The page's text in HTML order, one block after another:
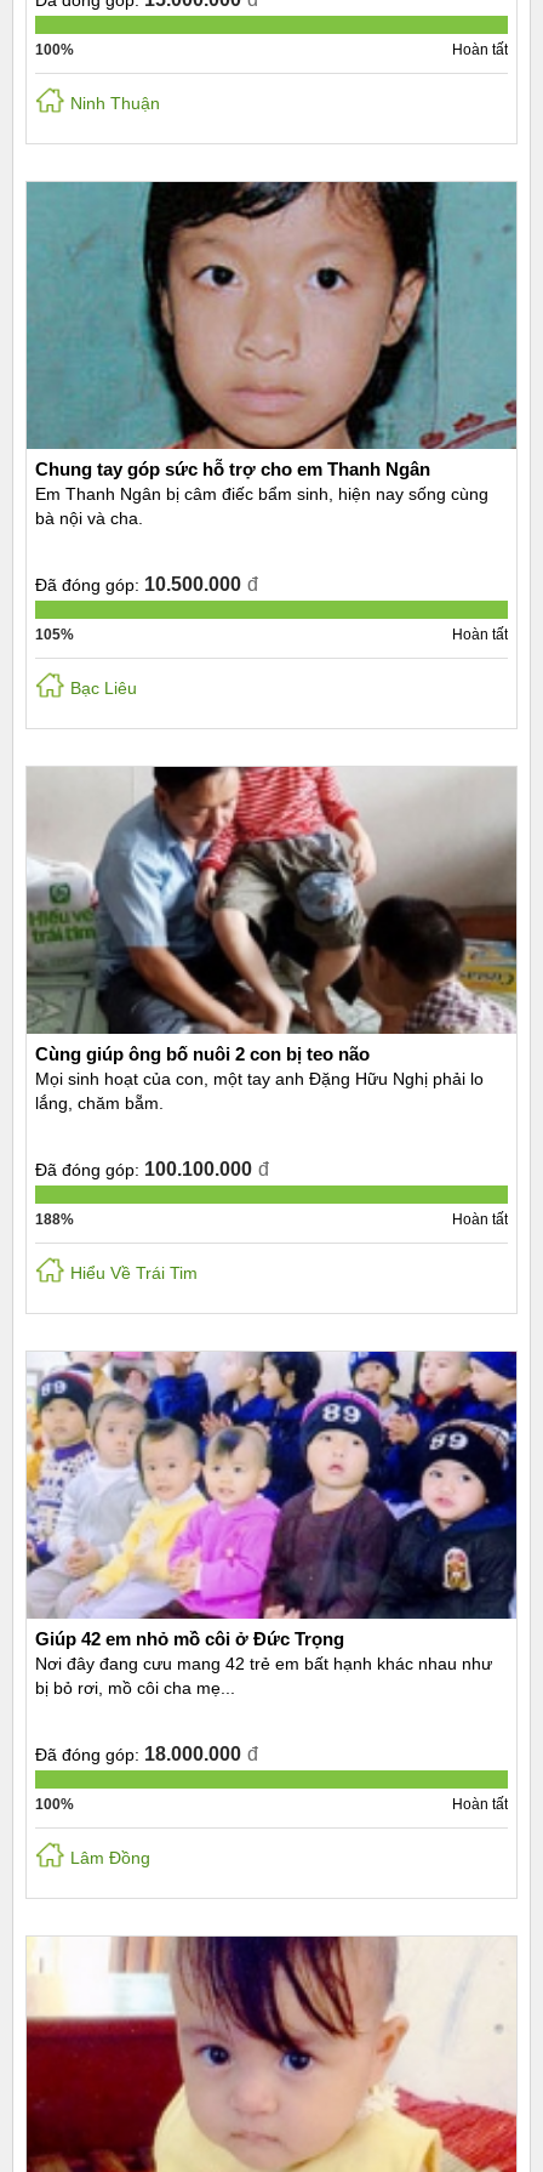
100% Hoàn tất
Ninh Thuận
Chung tay góp sức hỗ trợ cho em Thanh Ngân
Em Thanh Ngân bị câm điếc bẩm sinh, hiện nay sống cùng
bà nội và cha.
Đã đóng góp: 10.500.000 đ
105% Hoàn tất
Bạc Liêu
Cùng giúp ông bố nuôi 2 con bị teo não
Mọi sinh hoạt của con, một tay anh Đặng Hữu Nghị phải lo
lắng, chăm bẵm.
Đã đóng góp: 100.100.000 đ
188% Hoàn tất
Hiểu Về Trái Tim
Giúp 42 em nhỏ mồ côi ở Đức Trọng
Nơi đây đang cưu mang 42 trẻ em bất hạnh khác nhau như
bị bỏ rơi, mồ côi cha mẹ...
Đã đóng góp: 18.000.000 đ
100% Hoàn tất
Lâm Đồng